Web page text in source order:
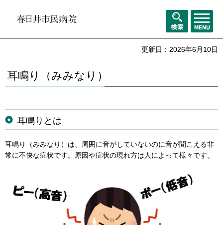
検索
メニュ
ー
更新日：2026年6月10日
耳鳴り（みみなり）
耳鳴りとは
耳鳴り（みみなり）は、周囲に音がしていないのに音が聞こえる非
常に不快な症状です。原因や症状の現れ方は人によって様々です。